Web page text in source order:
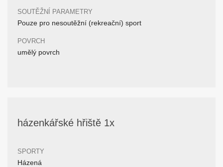
SOUTĚŽNÍ PARAMETRY
Pouze pro nesoutěžní (rekreační) sport
POVRCH
umělý povrch
házenkářské hřiště 1x
SPORTY
Házená